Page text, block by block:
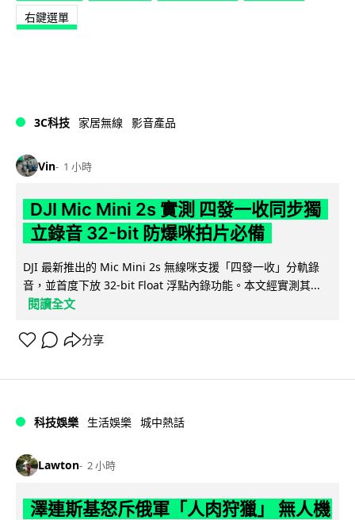
右鍵選單
3C科技 家居無線 影音產品
Vin 1 小時
DJI Mic Mini 2s 實測 四發一收同步獨
立錄音 32-bit 防爆咪拍片必備
DJI 最新推出的 Mic Mini 2s 無線咪支援「四發一收」分軌錄
音，並首度下放 32-bit Float 浮點內錄功能。本文經實測其...
閱讀全文
分享
科技娛樂 生活娛樂 城中熱話
Lawton 2 小時
澤連斯基怒斥俄軍「人肉狩獵」 無人機